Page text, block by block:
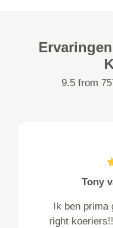
9.5 from
Tony
Ik ben
right